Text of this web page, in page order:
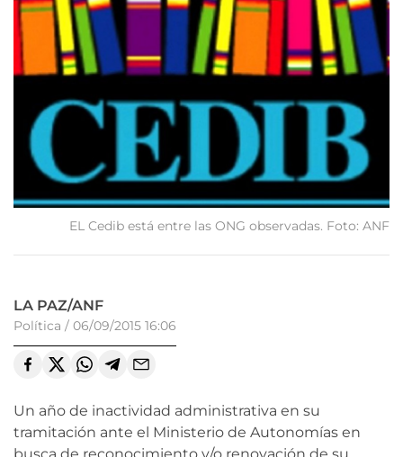
EL Cedib está entre las ONG observadas. Foto: ANF
LA PAZ/ANF
Política / 06/09/2015 16:06
Un año de inactividad administrativa en su
tramitación ante el Ministerio de Autonomías en